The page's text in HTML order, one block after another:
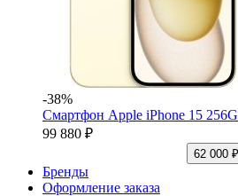
-38%
Смартфон Apple iPhone 15
99 880 ₽
62 000 ₽
Бренды
Оформление заказа